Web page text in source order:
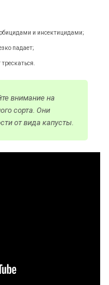
и инсектицидами;
падает;
внимание на
сорта. Они
от вида капусты.